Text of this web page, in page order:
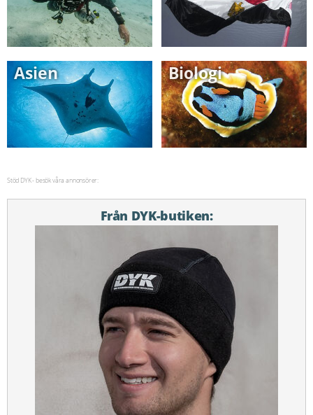
Asien Biologi
Stöd DYK - besök våra annonsörer:
Från DYK-butiken: